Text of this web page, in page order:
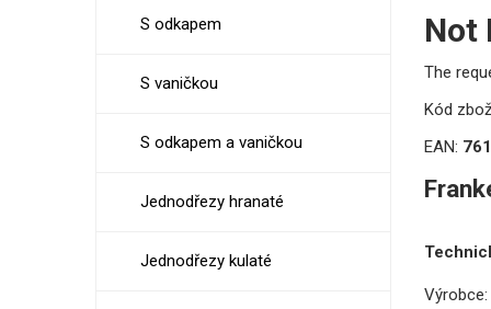
Not
The
Kód
EAN:
Výrobce:
S odkapem
S vaničkou
S odkapem a vaničkou
Jednodřezy hranaté
Jednodřezy kulaté